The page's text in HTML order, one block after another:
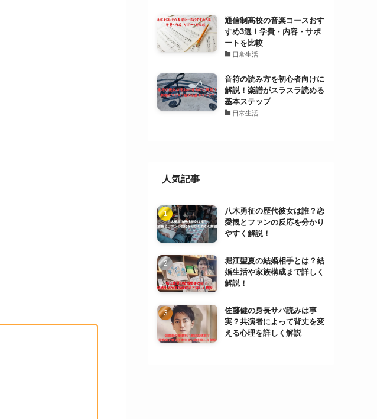
通信制高校の音楽コースおす
すめ3選！学費・内容・サポ
ートを比較
日常生活
音符の読み方を初心者向けに
解説！楽譜がスラスラ読める
基本ステップ
日常生活
人気記事
八木勇征の歴代彼女は誰？恋
愛観とファンの反応を分かり
やすく解説！
堀江聖夏の結婚相手とは？結
婚生活や家族構成まで詳しく
解説！
佐藤健の身長サバ読みは事
実？共演者によって背丈を変
える心理を詳しく解説